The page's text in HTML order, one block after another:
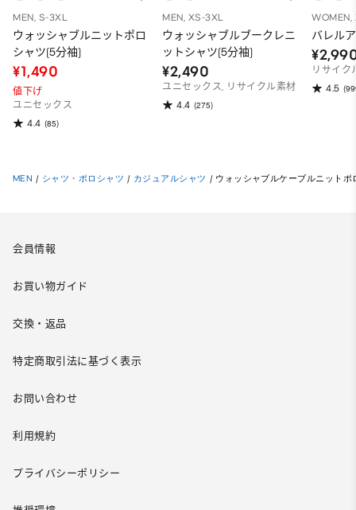
MEN, S-3XL
ウォッシャブルニットポロ
シャツ(5分袖)
¥1,490
値下げ
ユニセックス
4.4 (85)
MEN, XS-3XL
ウォッシャブルブークレニ
ットシャツ(5分袖)
¥2,490
ユニセックス, リサイクル素材
4.4 (275)
WOMEN,
バレル
リサイク
4.5
MEN / シャツ・ポロシャツ / カジュアルシャツ / ウォッシャブルケーブルニットポ
会員情報
お買い物ガイド
交換・返品
特定商取引法に基づく表示
お問い合わせ
利用規約
プライバシーポリシー